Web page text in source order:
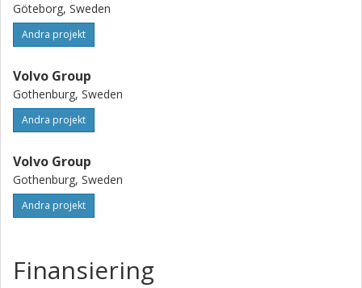
Göteborg, Sweden
Andra projekt
Volvo Group
Gothenburg, Sweden
Andra projekt
Volvo Group
Gothenburg, Sweden
Andra projekt
Finansiering